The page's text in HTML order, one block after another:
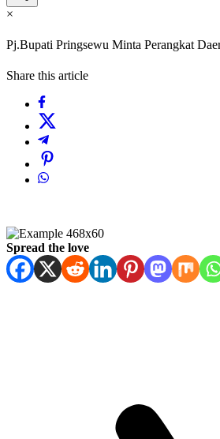
×
Pj.Bupati Pringsewu Minta Perangkat
Share this article
Spread the love